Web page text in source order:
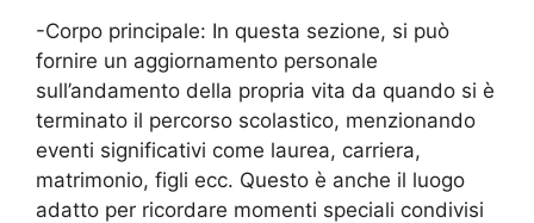
-Corpo principale: In questa sezione, si può
fornire un aggiornamento personale
sull’andamento della propria vita da quando si è
terminato il percorso scolastico, menzionando
eventi significativi come laurea, carriera,
matrimonio, figli ecc. Questo è anche il luogo
adatto per ricordare momenti speciali condivisi